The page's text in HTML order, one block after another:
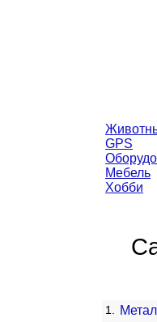
GPS
Мебель
Хобби
1.